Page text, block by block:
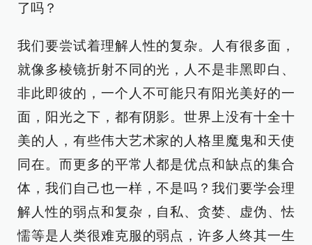
了吗？
我们要尝试着理解人性的复杂。人有很多面，
就像多棱镜折射不同的光，人不是非黑即白、
非此即彼的，一个人不可能只有阳光美好的一
面，阳光之下，都有阴影。世界上没有十全十
美的人，有些伟大艺术家的人格里魔鬼和天使
同在。而更多的平常人都是优点和缺点的集合
体，我们自己也一样，不是吗？我们要学会理
解人性的弱点和复杂，自私、贪婪、虚伪、怯
懦等是人类很难克服的弱点，许多人终其一生